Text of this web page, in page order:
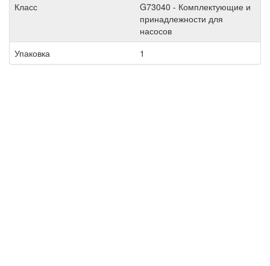
Класс
G73040 - Комплектующие и
принадлежности для
насосов
Упаковка
1